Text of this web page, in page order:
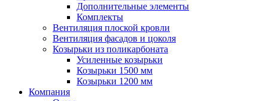
Дополнительные элементы
Комплекты
Вентиляция плоской кровли
Вентиляция фасадов и цоколя
Козырьки из поликарбоната
Усиленные козырьки
Козырьки 1500 мм
Козырьки 1200 мм
Компания